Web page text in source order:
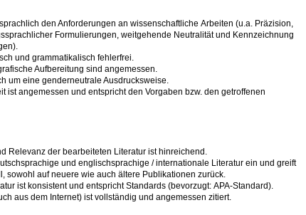
den Anforderungen an wissenschaftliche Arbeiten (u.a. Präzision,
Formulierungen, weitgehende Neutralität und Kennzeichnung
und grammatikalisch fehlerfrei.
Aufbereitung sind angemessen.
um eine genderneutrale Ausdrucksweise.
ist angemessen und entspricht den Vorgaben bzw. den getroffenen
Relevanz der bearbeiteten Literatur ist hinreichend.
und englischsprachige / internationale Literatur ein und greift
sowohl auf neuere wie auch ältere Publikationen zurück.
ist konsistent und entspricht Standards (bevorzugt: APA-Standard).
aus dem Internet) ist vollständig und angemessen zitiert.